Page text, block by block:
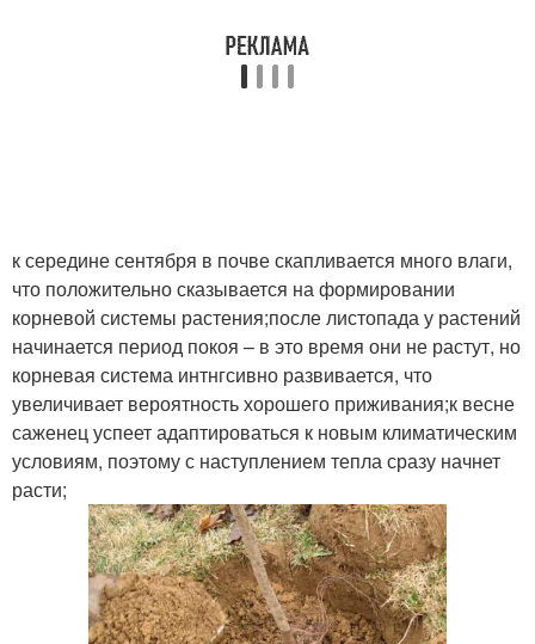
к середине сентября в почве скапливается много влаги,
что положительно сказывается на формировании
корневой системы растения;после листопада у растений
начинается период покоя – в это время они не растут, но
корневая система интнгсивно развивается, что
увеличивает вероятность хорошего приживания;к весне
саженец успеет адаптироваться к новым климатическим
условиям, поэтому с наступлением тепла сразу начнет
расти;